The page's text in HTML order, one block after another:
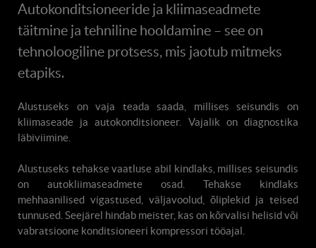
Autokonditsioneeride ja kliimaseadmete
täitmine ja tehniline hooldamine – see on
tehnoloogiline protsess, mis jaotub mitmeks
etapiks.
Alustuseks on vaja teada saada, millises seisundis on
kliimaseade ja autokonditsioneer. Vajalik on diagnostika
läbiviimine.
Alustuseks tehakse vaatluse abil kindlaks, millises seisundis
on autokliimaseadmete osad. Tehakse kindlaks
mehhaanilised vigastused, väljavoolud, õliplekid ja teised
tunnused. Seejärel hindab meister, kas on kõrvalisi helisid või
vabratsioone konditsioneeri kompressori tööajal.